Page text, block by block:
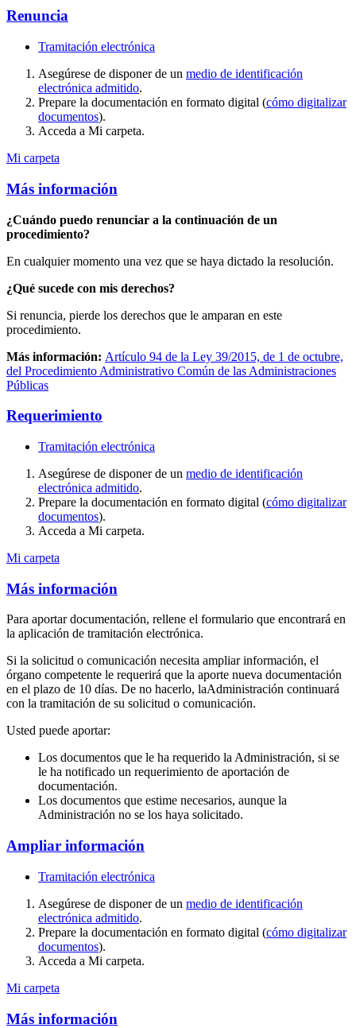
Renuncia
Tramitación electrónica
Asegúrese de disponer de un medio de identificación
electrónica admitido.
Prepare la documentación en formato digital (cómo digitalizar
documentos).
Acceda a Mi carpeta.
Mi carpeta
Más información
¿Cuándo puedo renunciar a la continuación de un
procedimiento?
En cualquier momento una vez que se haya dictado la resolución.
¿Qué sucede con mis derechos?
Si renuncia, pierde los derechos que le amparan en este
procedimiento.
Más información: Artículo 94 de la Ley 39/2015, de 1 de octubre,
del Procedimiento Administrativo Común de las Administraciones
Públicas
Requerimiento
Tramitación electrónica
Asegúrese de disponer de un medio de identificación
electrónica admitido.
Prepare la documentación en formato digital (cómo digitalizar
documentos).
Acceda a Mi carpeta.
Mi carpeta
Más información
Para aportar documentación, rellene el formulario que encontrará en
la aplicación de tramitación electrónica.
Si la solicitud o comunicación necesita ampliar información, el
órgano competente le requerirá que la aporte nueva documentación
en el plazo de 10 días. De no hacerlo, laAdministración continuará
con la tramitación de su solicitud o comunicación.
Usted puede aportar:
Los documentos que le ha requerido la Administración, si se
le ha notificado un requerimiento de aportación de
documentación.
Los documentos que estime necesarios, aunque la
Administración no se los haya solicitado.
Ampliar información
Tramitación electrónica
Asegúrese de disponer de un medio de identificación
electrónica admitido.
Prepare la documentación en formato digital (cómo digitalizar
documentos).
Acceda a Mi carpeta.
Mi carpeta
Más información